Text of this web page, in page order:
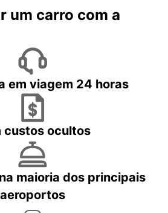
um carro com a
em viagem 24 horas
custos ocultos
maioria dos principais
aeroportos